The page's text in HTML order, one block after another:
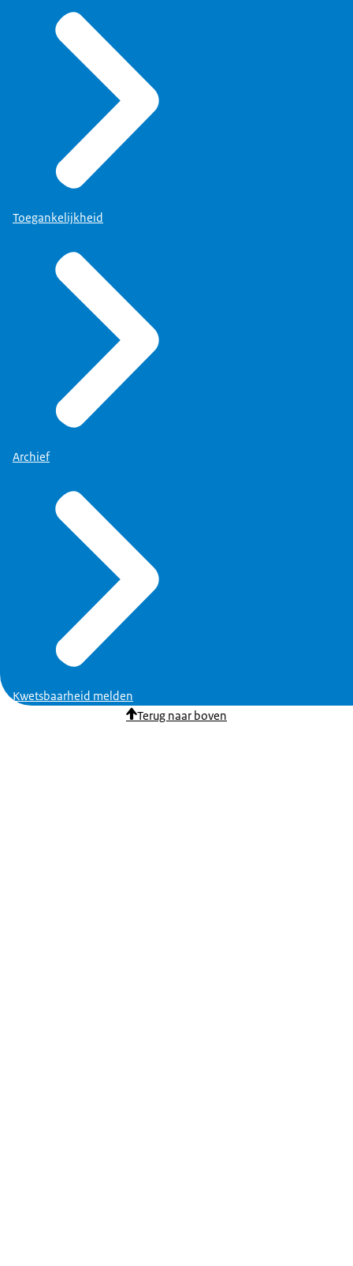
Toegankelijkheid
Archief
Kwetsbaarheid melden
Terug naar boven